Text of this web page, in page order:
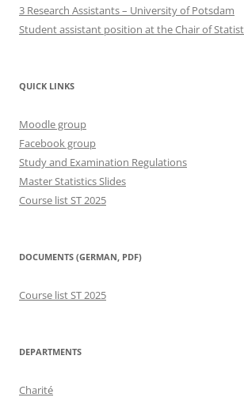
3 Research Assistants – University of Potsdam
Student assistant position at the Chair of
QUICK LINKS
Moodle group
Facebook group
Study and Examination Regulations
Master Statistics Slides
Course list ST 2025
DOCUMENTS (GERMAN, PDF)
Course list ST 2025
DEPARTMENTS
Charité